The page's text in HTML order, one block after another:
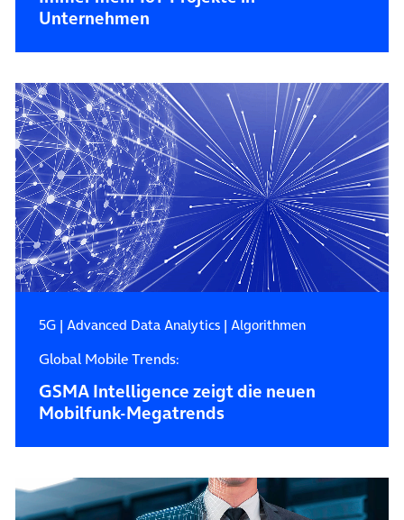
Unternehmen
5G| Advanced Data Analytics| Algorithmen
Global Mobile Trends:
GSMA Intelligence zeigt die neuen
Mobilfunk-Megatrends